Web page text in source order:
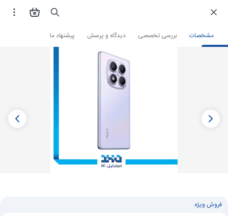
مشخصات بررسی تخصصی دیدگاه و پرسش پیشنهاد ما فروشگاه اینترنتی گوشی موبایل گوشی شیائومی
فروش ویژه